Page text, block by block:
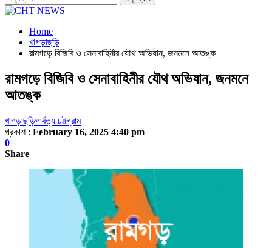
Home
খাগড়াছড়ি
রামগড়ে বিজিবি ও সেনাবাহিনীর যৌথ অভিযান, জনমনে আতঙ্ক
রামগড়ে বিজিবি ও সেনাবাহিনীর যৌথ অভিযান, জনমনে
আতঙ্ক
খাগড়াছড়িপার্বত্য চট্টগ্রাম
প্রকাশ : February 16, 2025 4:40 pm
0
Share